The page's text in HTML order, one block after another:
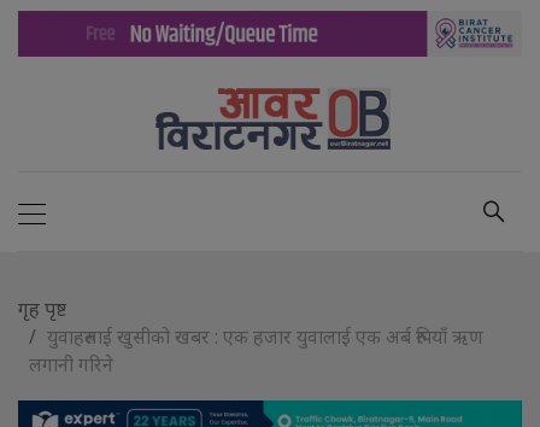
गृह पृष्ट
युवाहरुलाई खुसीको खबर : एक हजार युवालाई एक अर्ब रुपियाँ ऋण
लगानी गरिने